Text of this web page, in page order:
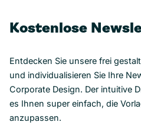
Kostenlose
Entdecken Sie unsere frei
und individualisieren Sie Ihre
Corporate Design. Der intuitive
es Ihnen super einfach, die
anzupassen.